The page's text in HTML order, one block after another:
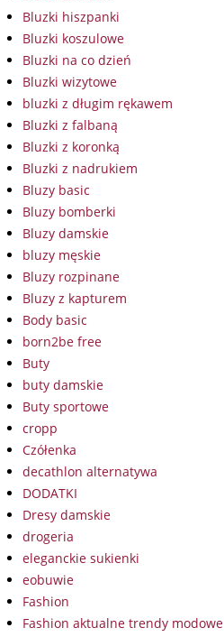
Bluzki hiszpanki
Bluzki koszulowe
Bluzki na co dzień
Bluzki wizytowe
bluzki z długim rękawem
Bluzki z falbaną
Bluzki z koronką
Bluzki z nadrukiem
Bluzy basic
Bluzy bomberki
Bluzy damskie
bluzy męskie
Bluzy rozpinane
Bluzy z kapturem
Body basic
born2be free
Buty
buty damskie
Buty sportowe
cropp
Czółenka
decathlon alternatywa
DODATKI
Dresy damskie
drogeria
eleganckie sukienki
eobuwie
Fashion
Fashion aktualne trendy modowe